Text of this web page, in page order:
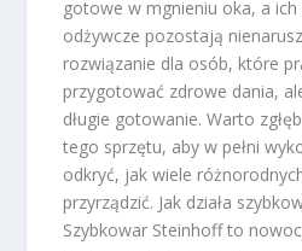
gotowe w mgnieniu oka, a
odżywcze pozostają
rozwiązanie dla osób, które
przygotować zdrowe dania,
długie gotowanie. Warto
tego sprzętu, aby w pełni
odkryć, jak wiele
przyrządzić. Jak działa
Szybkowar Steinhoff to